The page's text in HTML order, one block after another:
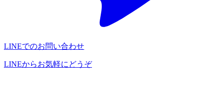
LINEでのお問い合わせ
LINEからお気軽にどうぞ